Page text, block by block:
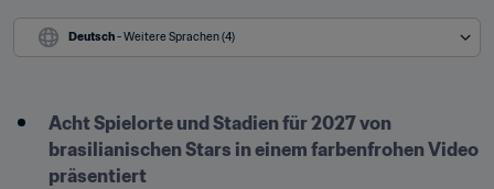
Deutsch - Weitere Sprachen (4)
Acht Spielorte und Stadien für 2027 von
brasilianischen Stars in einem farbenfrohen Video
präsentiert